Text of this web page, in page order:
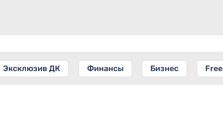
Эксклюзив ДК Финансы Бизнес